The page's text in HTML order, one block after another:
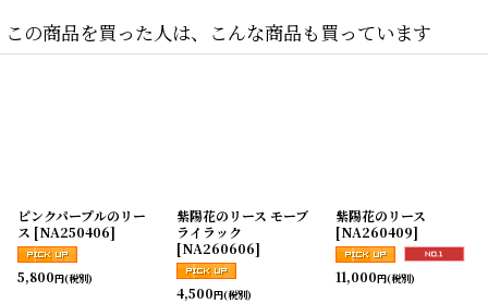
この商品を買った人は、こんな商品も買っています
ピンクパープルのリー
ス [NA250406]
5,800円(税別)
紫陽花のリース モーブ
ライラック
[NA260606]
4,500円(税別)
紫陽花のリース
[NA260409]
11,000円(税別)